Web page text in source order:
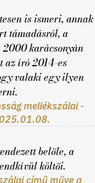
is ismeri, annak
támadásról, a
karácsonyán
az író 2014-es
valaki egy ilyen
mellékszálai -
belőle, a
költői.
című műve a